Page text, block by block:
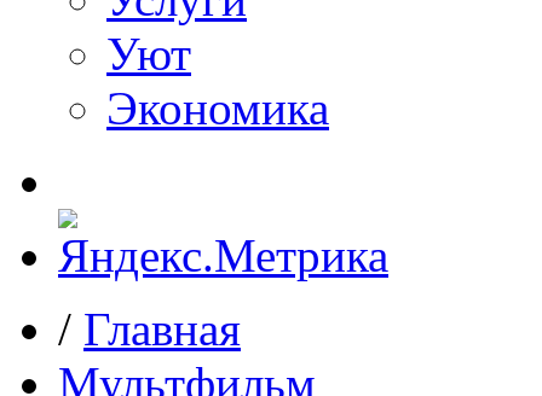
Уют
Экономика
/ Главная
Мультфильм